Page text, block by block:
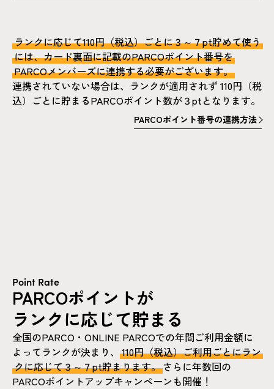
ランクに応じて110円（税込）ごとに３～７pt貯めて使う
には、カード裏面に記載のPARCOポイント番号を
PARCOメンバーズに連携する必要がございます。
連携されていない場合は、ランクが適用されず 110円（税
込）ごとに貯まるPARCOポイント数が３ptとなります。
PARCOポイント番号の連携方法
PARCOポイント番号の連携方法
Point Rate
PARCOポイントが
ランクに応じて貯まる
全国のPARCO・ONLINE PARCOでの年間ご利用金額に
よってランクが決まり、
110円（税込）ご利用ごとにラン
クに応じて３～７pt貯まります。 さらに年数回の
PARCOポイントアップキャンペーンも開催！